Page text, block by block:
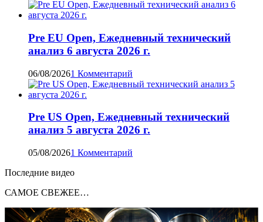
Pre EU Open, Ежедневный технический
анализ 6 августа 2026 г.
06/08/20261 Комментарий
Pre US Open, Ежедневный технический
анализ 5 августа 2026 г.
05/08/20261 Комментарий
Последние видео
САМОЕ СВЕЖЕЕ…